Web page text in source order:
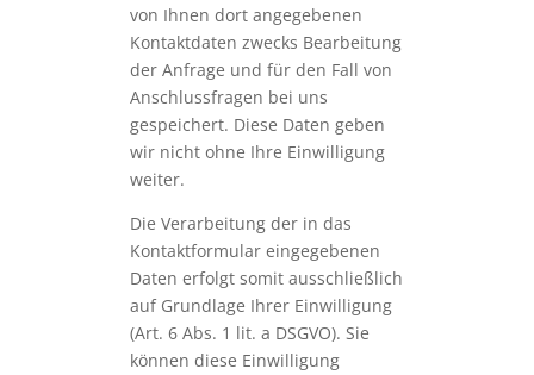
von Ihnen dort angegebenen
Kontaktdaten zwecks Bearbeitung
der Anfrage und für den Fall von
Anschlussfragen bei uns
gespeichert. Diese Daten geben
wir nicht ohne Ihre Einwilligung
weiter.
Die Verarbeitung der in das
Kontaktformular eingegebenen
Daten erfolgt somit ausschließlich
auf Grundlage Ihrer Einwilligung
(Art. 6 Abs. 1 lit. a DSGVO). Sie
können diese Einwilligung